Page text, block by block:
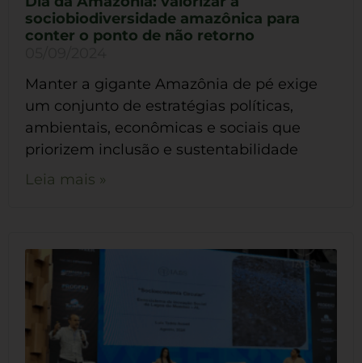
sociobiodiversidade amazônica para
conter o ponto de não retorno
Manter a gigante Amazônia de pé exige
um conjunto de estratégias políticas,
ambientais, econômicas e sociais que
priorizem inclusão e sustentabilidade
Leia mais »